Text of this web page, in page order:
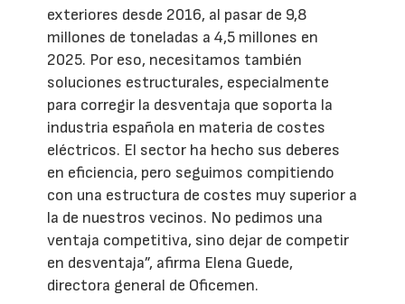
exteriores desde 2016, al pasar de 9,8
millones de toneladas a 4,5 millones en
2025. Por eso, necesitamos también
soluciones estructurales, especialmente
para corregir la desventaja que soporta la
industria española en materia de costes
eléctricos. El sector ha hecho sus deberes
en eficiencia, pero seguimos compitiendo
con una estructura de costes muy superior a
la de nuestros vecinos. No pedimos una
ventaja competitiva, sino dejar de competir
en desventaja”, afirma Elena Guede,
directora general de Oficemen.